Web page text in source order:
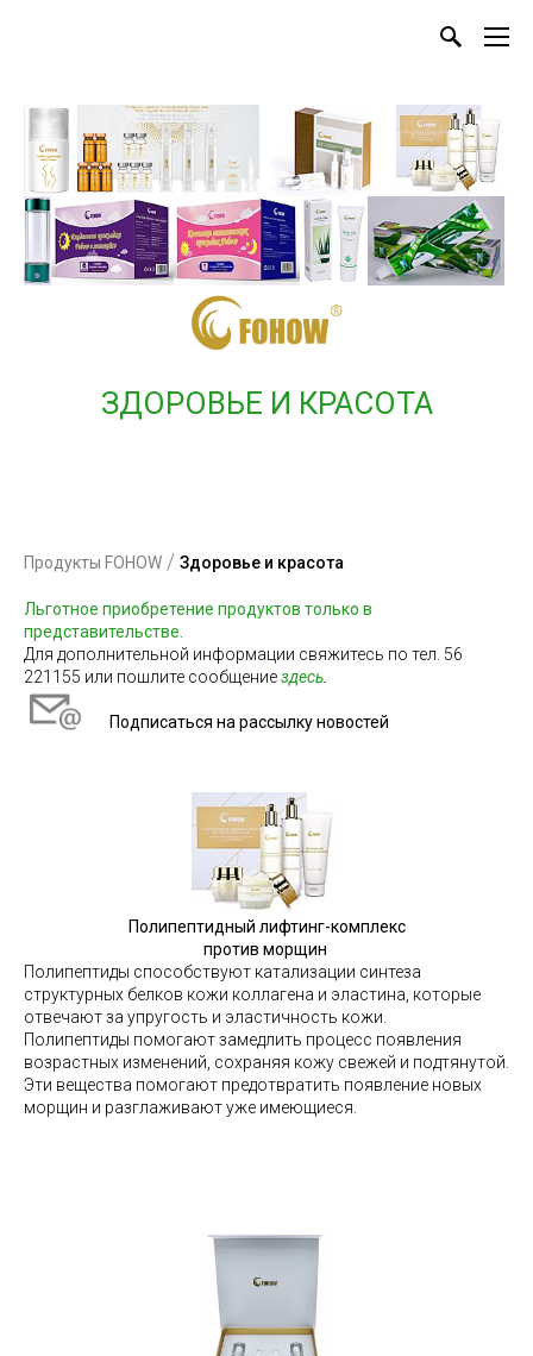
ЗДОРОВЬЕ И КРАСОТА
Продукты FOHOW / Здоровье и красота
Льготное приобретение продуктов только в
представительстве
Для дополнительной информации свяжитесь по тел. 56
221155 или пошлите сообщениездесь
Подписаться на рассылку новостей
Полипептидный лифтинг-комплекс
против морщин
Полипептиды способствуют катализации синтеза
структурных белков кожи коллагена и эластина, которые
отвечают за упругость и эластичность кожи.
Полипептиды помогают замедлить процесс появления
возрастных изменений, сохраняя кожу свежей и подтянутой.
Эти вещества помогают предотвратить появление новых
морщин и разглаживают уже имеющиеся.